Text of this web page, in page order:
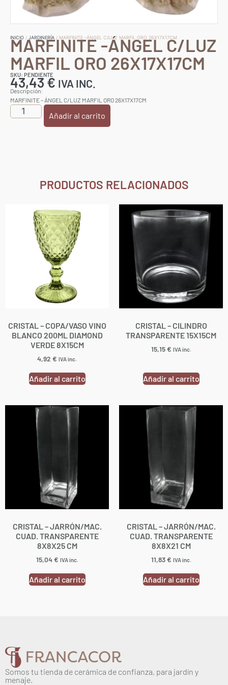
INICIO / JARDINERÍA / MARFINITE -ÁNGEL C/LUZ MARFIL ORO 26X17X17CM
MARFINITE -ÁNGEL C/LUZ
MARFIL ORO 26X17X17CM
SKU: PENDIENTE
43,43€ IVA INC.
Descripción:
MARFINITE – ÁNGEL C/LUZ MARFIL ORO 26X17X17CM
Añadir al carrito
PRODUCTOS RELACIONADOS
CRISTAL – COPA/VASO VINO
BLANCO 200ML DIAMOND
VERDE 8X15CM
4,92 € IVA inc.
Añadir al carrito
CRISTAL – CILINDRO
TRANSPARENTE 15X15CM
15,15€ IVA inc.
Añadir al carrito
CRISTAL – JARRÓN/MAC.
CUAD. TRANSPARENTE
8X8X25 CM
15,04€ IVA inc.
Añadir al carrito
CRISTAL – JARRÓN/MAC.
CUAD. TRANSPARENTE
8X8X21 CM
11,83€ IVA inc.
Añadir al carrito
Somos tu tienda de cerámica de confianza, para jardín y
menaje.